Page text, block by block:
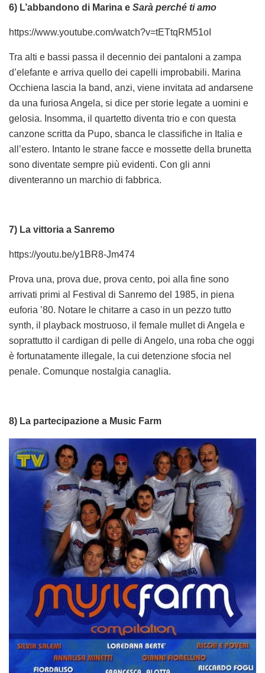
6) L’abbandono di Marina e Sarà perché ti amo
https://www.youtube.com/watch?v=tETtqRM51oI
Tra alti e bassi passa il decennio dei pantaloni a zampa
d’elefante e arriva quello dei capelli improbabili. Marina
Occhiena lascia la band, anzi, viene invitata ad andarsene
da una furiosa Angela, si dice per storie legate a uomini e
gelosia. Insomma, il quartetto diventa trio e con questa
canzone scritta da Pupo, sbanca le classifiche in Italia e
all’estero. Intanto le strane facce e mossette della brunetta
sono diventate sempre più evidenti. Con gli anni
diventeranno un marchio di fabbrica.
7) La vittoria a Sanremo
https://youtu.be/y1BR8-Jm474
Prova una, prova due, prova cento, poi alla fine sono
arrivati primi al Festival di Sanremo del 1985, in piena
euforia ’80. Notare le chitarre a caso in un pezzo tutto
synth, il playback mostruoso, il female mullet di Angela e
soprattutto il cardigan di pelle di Angelo, una roba che oggi
è fortunatamente illegale, la cui detenzione sfocia nel
penale. Comunque nostalgia canaglia.
8) La partecipazione a Music Farm